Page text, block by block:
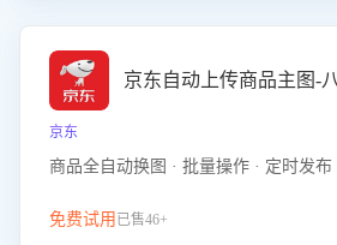
京东自动上传商品主图-
京东
商品全自动换图 · 批量操作 · 定时发布
免费试用 已售46+